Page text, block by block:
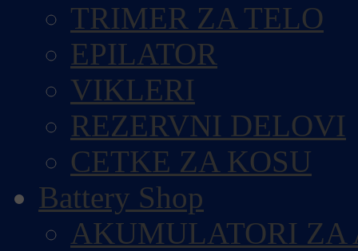
TRIMER ZA TELO
EPILATOR
VIKLERI
REZERVNI DELOVI
CETKE ZA KOSU
Battery Shop
AKUMULATORI ZA